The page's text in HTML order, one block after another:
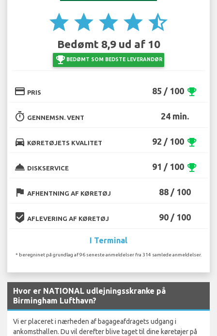
star star star star star_half
Bedømt 8,9 ud af 10
emoji_events BEDØMT SOM BEDSTE LEVERANDØR
credit_card PRIS 85 / 100 emoji_events
timer GENNEMSN. VENT 24 min.
directions_car KØRETØJETS KVALITET 92 / 100 emoji_events
room_service DISKSERVICE 91 / 100 emoji_events
flag AFHENTNING AF KØRETØJ 88 / 100
beenhere AFLEVERING AF KØRETØJ 90 / 100
I Terminal
* beregninet på grundlag af 96 seneste anmeldelser fra 314 samlede anmeldelser.
Hvor er NATIONAL udlejningsskranke på
Birmingham Lufthavn?
Vi er placeret i nærheden af ​​bagageafdragets udgang i
ankomsthallen. Du vil derefter blive taget til dine køretøjer på